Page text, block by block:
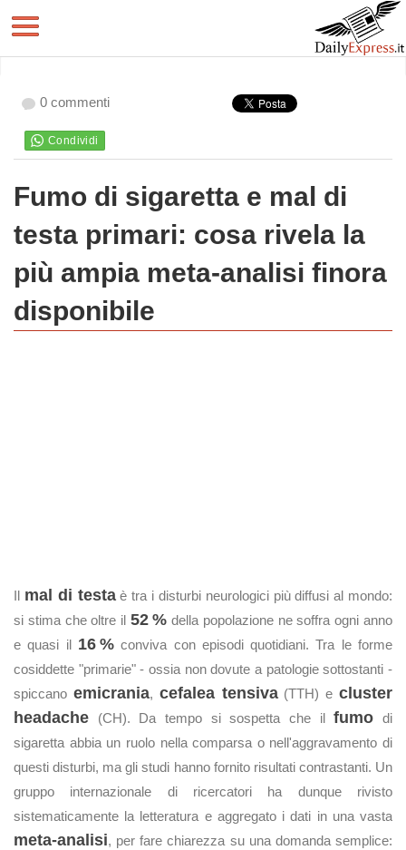
0 commenti
Fumo di sigaretta e mal di
testa primari: cosa rivela la
più ampia meta-analisi finora
disponibile
Il mal di testaè tra i disturbi neurologici più diffusi al mondo:
si stima che oltre il52 % della popolazione ne soffra ogni anno
e quasi il 16 %conviva con episodi quotidiani. Tra le forme
cosiddette "primarie" - ossia non dovute a patologie sottostanti -
spiccano emicrania, cefalea tensiva(TTH) ecluster
headache (CH). Da tempo si sospetta che ilfumo di
sigaretta abbia un ruolo nella comparsa o nell'aggravamento di
questi disturbi, ma gli studi hanno fornito risultati contrastanti. Un
gruppo internazionale di ricercatori ha dunque rivisto
sistematicamente la letteratura e aggregato i dati in una vasta
meta‑analisi, per fare chiarezza su una domanda semplice: